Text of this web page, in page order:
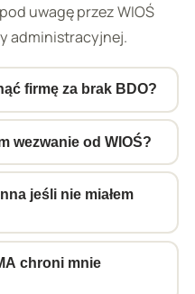
uwagę przez WIOŚ
administracyjnej.
firmę za brak BDO?
ustawy o Inspekcji
może wydać
instalacji
prowadzenie
wpisów lub
wykonalna.
wezwanie od WIOŚ?
to najgorszy możliwy
lub doradcą
niezwłocznie. Jeśli
rejestracyjny
dostępną
jeśli nie miałem
kary, ale jej
czynników: skali
chroni mnie